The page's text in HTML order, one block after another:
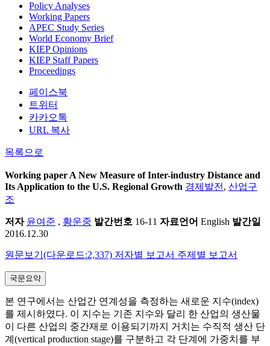
Policy Analyses
Working Papers
APEC Study Series
World Economy Brief
KIEP Opinions
KIEP Staff Papers
Proceedings
페이스북
트위터
카카오톡
URL 복사
목록으로
Working paper A New Measure of Inter-industry Distance and
Its Application to the U.S. Regional Growth 경제발전 , 산업구
조
저자 윤여준 , 황운중 발간번호 16-11 자료언어 English 발간일
2016.12.30
원문보기(다운로드:2,337) 저자별 보고서 주제별 보고서
국문요약
본 연구에서는 산업간 연계성을 측정하는 새로운 지수(index)
를 제시하였다. 이 지수는 기존 지수와 달리 한 산업의 생산물
이 다른 산업의 중간재로 이용되기까지 거치는 수직적 생산 단
계(vertical production stage)를 구분하고 각 단계에 가중치를 부